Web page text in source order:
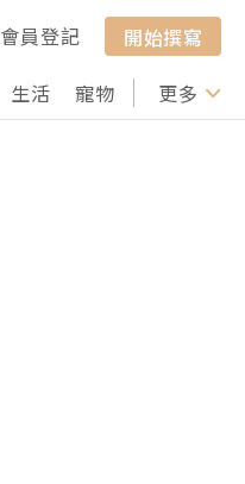
會員登記
開始撰寫
生活 寵物 行山 打卡
更多